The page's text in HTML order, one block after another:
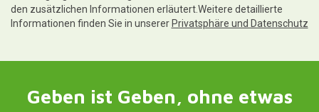
den zusätzlichen Informationen erläutert.Weitere detaillierte
Informationen finden Sie in unserer Privatsphäre und Datenschutz
Geben ist Geben, ohne etwas